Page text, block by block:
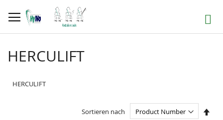
zum
Inhalt
Suche
HERCULIFT
HERCULIFT
Sortieren nach